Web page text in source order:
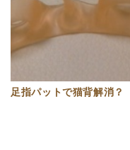
足指パットで猫背解消？